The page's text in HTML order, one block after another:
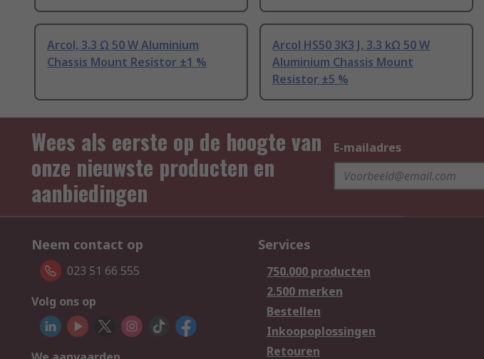
Arcol, 3.3 Ω 50 W Aluminium
Chassis Mount Resistor ±1 %
Arcol HS50 3K3 J, 3.3 kΩ 50 W
Aluminium Chassis Mount
Resistor ±5 %
Wees als eerste op de hoogte van
onze nieuwste producten en
aanbiedingen
E-mailadres
Neem contact op
023 51 66 555
Volg ons op
Services
750.000 producten
2.500 merken
Bestellen
Inkoopoplossingen
Retouren